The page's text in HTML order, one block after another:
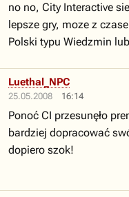
no no, City Interactive
lepsze gry, moze z
Polski typu Wiedzmin
25.05.2008 16:14
Luethal_NPC
Ponoć CI przesunęło
bardziej dopracować
dopiero szok!